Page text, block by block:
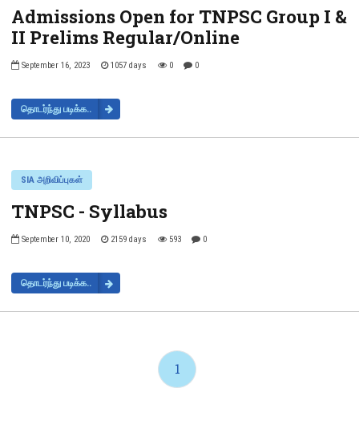
Admissions Open for TNPSC Group I &
II Prelims Regular/Online
September 16, 2023 1057 days 0 0
தொடர்ந்து படிக்க..
SIA அறிவிப்புகள்
TNPSC - Syllabus
September 10, 2020 2159 days 593 0
தொடர்ந்து படிக்க..
1